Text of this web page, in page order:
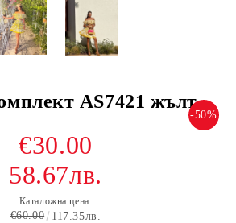
AS7421 жълт
-50%
€30.00
58.67лв.
Каталожна цена:
€60.00 117.35лв.